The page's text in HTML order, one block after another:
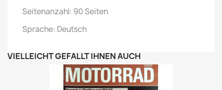
Seitenanzahl: 90 Seiten
Sprache: Deutsch
VIELLEICHT GEFÄLLT IHNEN AUCH